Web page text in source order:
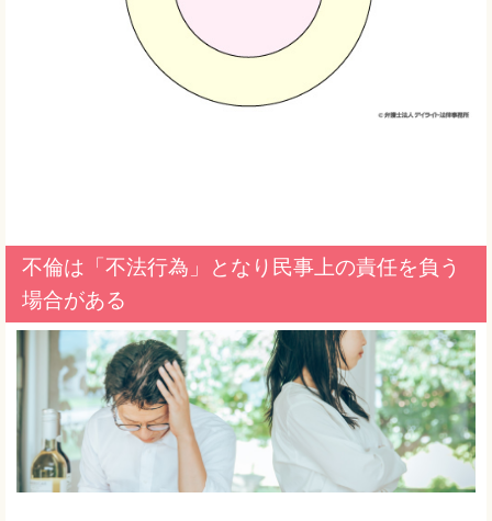
不倫は「不法行為」となり民事上の責任を負う
場合がある